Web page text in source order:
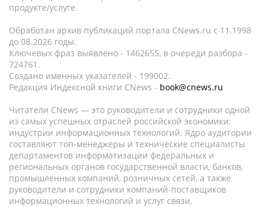
продукте/услуге.
Обработан архив публикаций портала CNews.ru c 11.1998
до 08.2026 годы.
Ключевых фраз выявлено - 1462655, в очереди разбора -
724761.
Создано именных указателей - 199002.
Редакция Индексной книги CNews - book@cnews.ru
Читатели CNews — это руководители и сотрудники одной
из самых успешных отраслей российской экономики:
индустрии информационных технологий. Ядро аудитории
составляют топ-менеджеры и технические специалисты
департаментов информатизации федеральных и
региональных органов государственной власти, банков,
промышленных компаний, розничных сетей, а также
руководители и сотрудники компаний-поставщиков
информационных технологий и услуг связи.